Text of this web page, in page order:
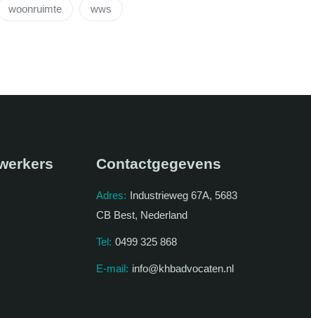
woonruimte wws
Contactgegevens
Adres: Industrieweg 67A, 5683
CB Best, Nederland
Tel: 0499 325 868
E-mail: info@khbadvocaten.nl